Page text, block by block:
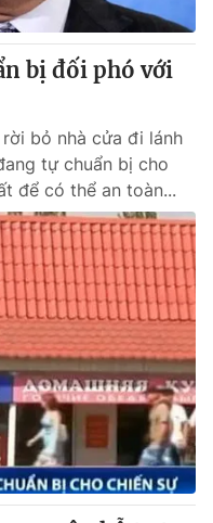
không có sự chấp
khi phát hành lại
bị đối phó với
bỏ nhà cửa đi lánh
tự chuẩn bị cho
để có thể an toàn...